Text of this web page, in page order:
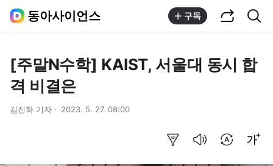
동아사이언스 구독
[주말N수학] KAIST, 서울대 동시 합
격 비결은
김진화 기자 2023. 5. 27. 08:00